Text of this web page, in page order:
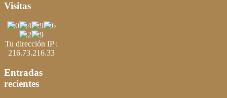
Visitas
Tu dirección IP :
216.73.216.33
Entradas
recientes